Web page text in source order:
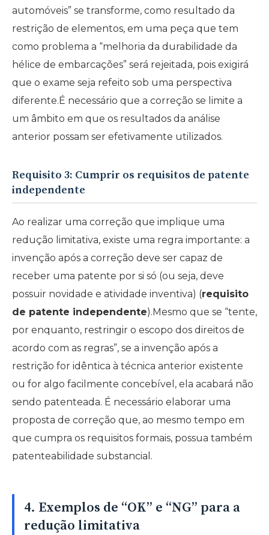
automóveis” se transforme, como resultado da
restrição de elementos, em uma peça que tem
como problema a “melhoria da durabilidade da
hélice de embarcações” será rejeitada, pois exigirá
que o exame seja refeito sob uma perspectiva
diferente.É necessário que a correção se limite a
um âmbito em que os resultados da análise
anterior possam ser efetivamente utilizados.
Requisito 3: Cumprir os requisitos de patente
independente
Ao realizar uma correção que implique uma
redução limitativa, existe uma regra importante: a
invenção após a correção deve ser capaz de
receber uma patente por si só (ou seja, deve
possuir novidade e atividade inventiva) (requisito
de patente independente).Mesmo que se “tente,
por enquanto, restringir o escopo dos direitos de
acordo com as regras”, se a invenção após a
restrição for idêntica à técnica anterior existente
ou for algo facilmente concebível, ela acabará não
sendo patenteada. É necessário elaborar uma
proposta de correção que, ao mesmo tempo em
que cumpra os requisitos formais, possua também
patenteabilidade substancial.
4. Exemplos de “OK” e “NG” para a
redução limitativa